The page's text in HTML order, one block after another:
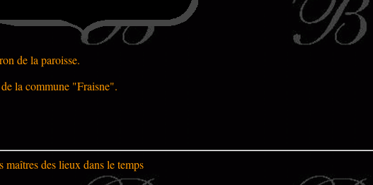
de la paroisse.
la commune "Fraisne".
maîtres des lieux dans le temps